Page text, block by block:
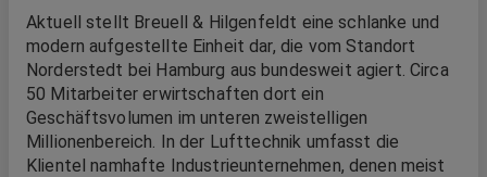
Aktuell stellt Breuell & Hilgenfeldt eine schlanke und
modern aufgestellte Einheit dar, die vom Standort
Norderstedt bei Hamburg aus bundesweit agiert. Circa
50 Mitarbeiter erwirtschaften dort ein
Geschäftsvolumen im unteren zweistelligen
Millionenbereich. In der Lufttechnik umfasst die
Klientel namhafte Industrieunternehmen, denen meist